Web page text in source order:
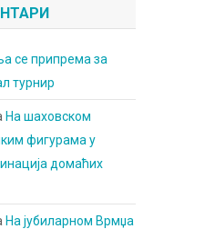
се припрема за
турнир
На шаховском
фигурама у
домаћих
На јубиларном Врмџа